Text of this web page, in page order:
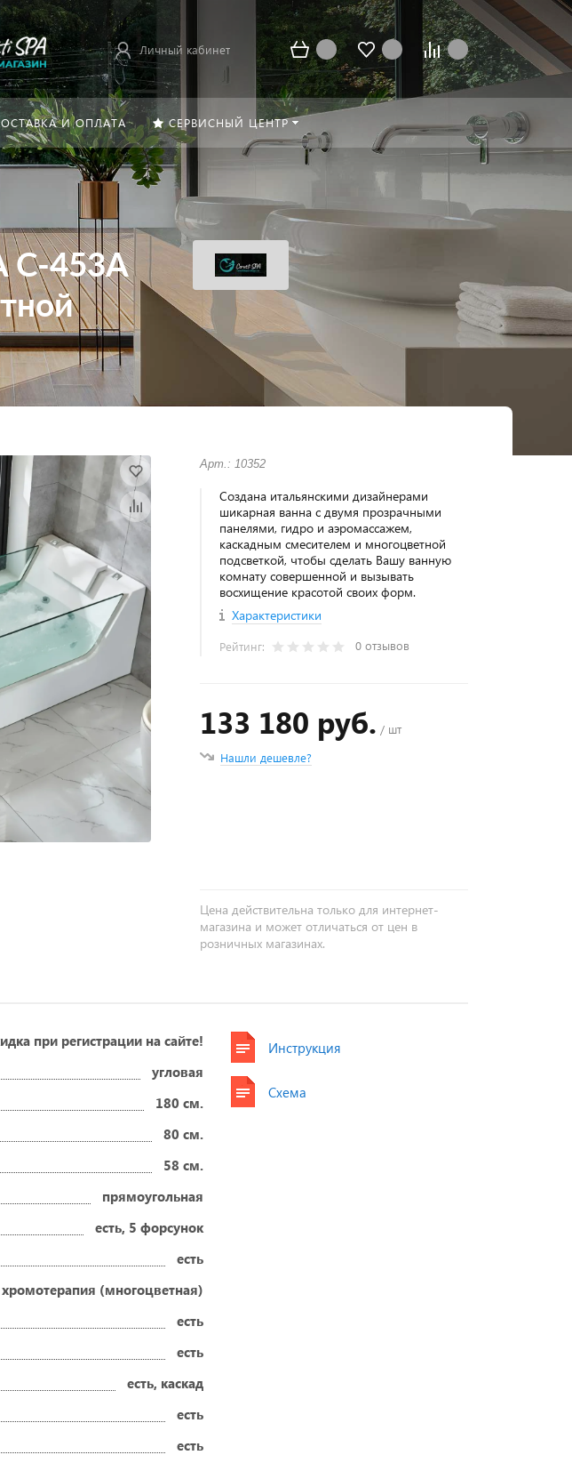
Личный кабинет
И ОПЛАТА СЕРВИСНЫЙ ЦЕНТР
C-453A
Арт.: 10352
Создана итальянскими дизайнерами
шикарная ванна с двумя прозрачными
панелями, гидро и аэромассажем,
каскадным смесителем и многоцветной
подсветкой, чтобы сделать Вашу ванную
комнату совершенной и вызывать
восхищение красотой своих форм.
Характеристики
Рейтинг: 0 отзывов
133 180 руб. / шт
Нашли дешевле?
Цена действительна только для интернет-
магазина и может отличаться от цен в
розничных магазинах.
при регистрации на сайте!
угловая
180 см.
80 см.
58 см.
прямоугольная
есть, 5 форсунок
есть
хромотерапия (многоцветная)
есть
есть
есть, каскад
есть
есть
Инструкция
Схема